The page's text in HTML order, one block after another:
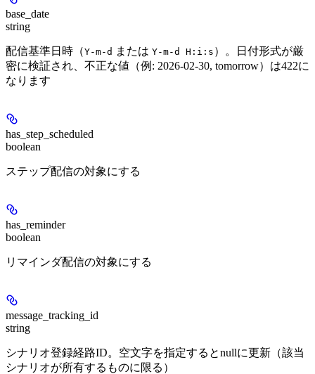
base_date
string
配信基準日時（Y-m-d または Y-m-d H:i:s ）。日付形式が厳
密に検証され、不正な値（例: 2026-02-30, tomorrow）は422に
なります
has_step_scheduled
boolean
ステップ配信の対象にする
has_reminder
boolean
リマインダ配信の対象にする
message_tracking_id
string
シナリオ登録経路ID。空文字を指定するとnullに更新（該当
シナリオが所有するものに限る）